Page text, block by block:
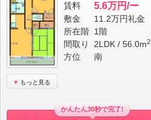
もっと見る
賃料 5.6万円/ー
敷金 11.2万円礼金
所在階 1階
間取り
2LDK / 56.0m2
方位 南
かんたん30秒で完了!